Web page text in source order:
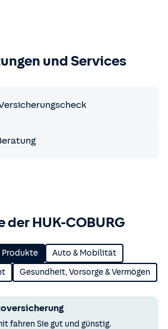
und Services
der HUK-COBURG
Auto & Mobilität
Gesundheit, Vorsorge & Vermögen
fahren Sie gut und günstig.